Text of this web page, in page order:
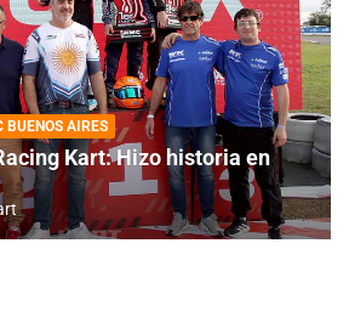
BUENOS AIRES
Kart: Hizo historia en